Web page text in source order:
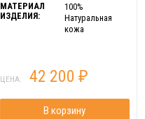
МАТЕРИАЛ
ИЗДЕЛИЯ:
100%
Натуральная
кожа
ЦЕНА: 42 200 ₽
В корзину